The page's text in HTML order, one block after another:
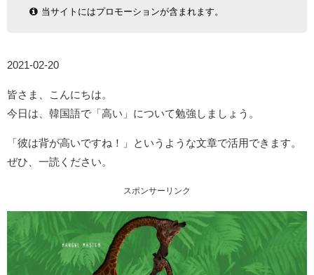
当サイトにはプロモーションが含まれます。
2021-02-20
皆さま、こんにちは。
今日は、韓国語で「高い」について勉強しましょう。
「彼は背が高いですね！」というような文章で活用できます。
ぜひ、一読ください。
スポンサーリンク